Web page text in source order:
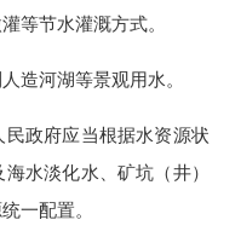
等节水灌溉方式。
河湖等景观用水。
府应当根据水资源状
水淡化水、矿坑（井）
一配置。